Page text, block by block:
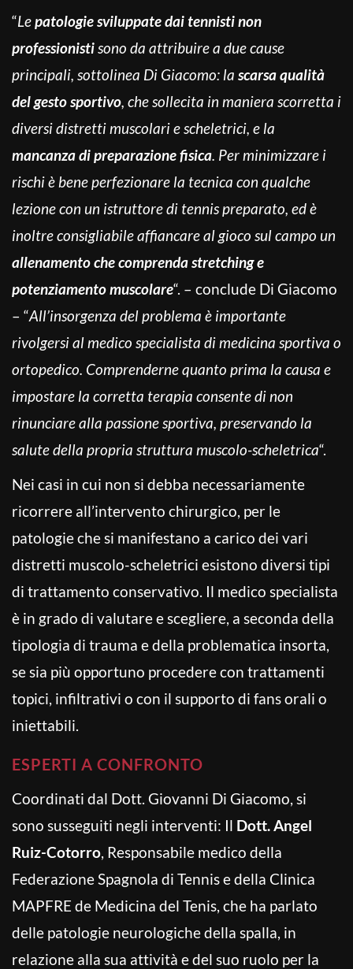
“Lepatologie sviluppate dai tennisti non
professionistisono da attribuire a due cause
principali, sottolinea Di Giacomo: la scarsa qualità
del gesto sportivo, che sollecita in maniera scorretta i
diversi distretti muscolari e scheletrici, e la
mancanza di preparazione fisica. Per minimizzare i
rischi è bene perfezionare la tecnica con qualche
lezione con un istruttore di tennis preparato, ed è
inoltre consigliabile affiancare al gioco sul campo un
allenamento che comprendastretching e
potenziamento muscolare“. – conclude Di Giacomo
– “All’insorgenza del problema è importante
rivolgersi al medico specialista di medicina sportiva o
ortopedico. Comprenderne quanto prima la causa e
impostare la corretta terapia consente di non
rinunciare alla passione sportiva, preservando la
salute della propria struttura muscolo-scheletrica“.
Nei casi in cui non si debba necessariamente
ricorrere all’intervento chirurgico, per le
patologie che si manifestano a carico dei vari
distretti muscolo-scheletrici esistono diversi tipi
di trattamento conservativo. Il medico specialista
è in grado di valutare e scegliere, a seconda della
tipologia di trauma e della problematica insorta,
se sia più opportuno procedere con trattamenti
topici, infiltrativi o con il supporto di fans orali o
iniettabili.
ESPERTI A CONFRONTO
Coordinati dal Dott. Giovanni Di Giacomo, si
sono susseguiti negli interventi: Il Dott. Angel
Ruiz-Cotorro, Responsabile medico della
Federazione Spagnola di Tennis e della Clinica
MAPFRE de Medicina del Tenis, che ha parlato
delle patologie neurologiche della spalla, in
relazione alla sua attività e del suo ruolo per la